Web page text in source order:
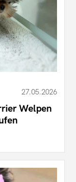
27.05.2026
Welpen